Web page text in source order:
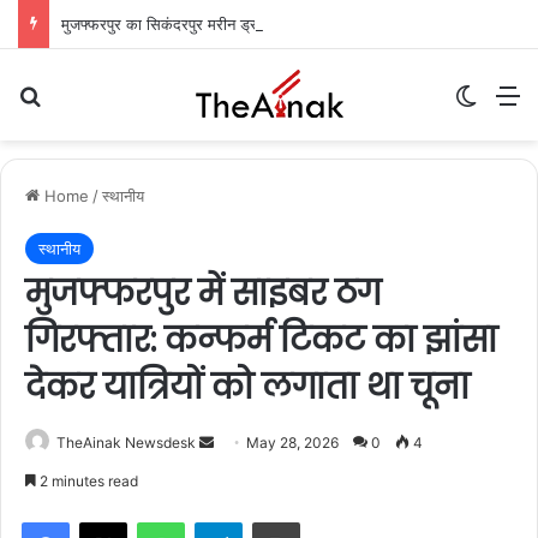
Home /स्थानीय
स्थानीय
मुजफ्फरपुर में साइबर ठग
गिरफ्तार: कन्फर्म टिकट का झांसा
देकर यात्रियों को लगाता था चूना
TheAinak Newsdesk May 28, 2026 0 4
2 minutes read
Telegram